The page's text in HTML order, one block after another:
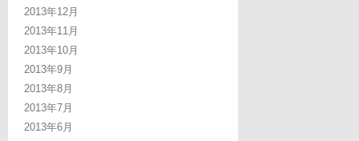
2013年12月
2013年11月
2013年10月
2013年9月
2013年8月
2013年7月
2013年6月